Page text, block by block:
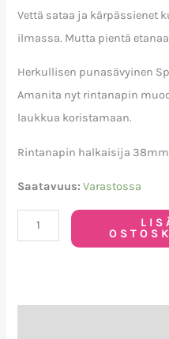
Vettä sataa ja kärpässienet
ilmassa. Mutta pientä
Herkullisen punasävyinen
Amanita nyt rintanapin
laukkua koristamaan.
Rintanapin halkaisija
Saatavuus: Varastossa